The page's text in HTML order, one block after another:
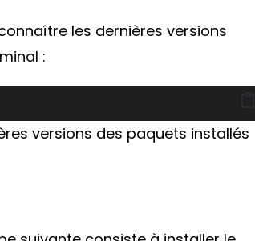
les dernières versions
:
versions des paquets installés